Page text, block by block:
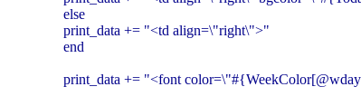
else
print_data += "<td align=\"right\">"
end
print_data += "<font